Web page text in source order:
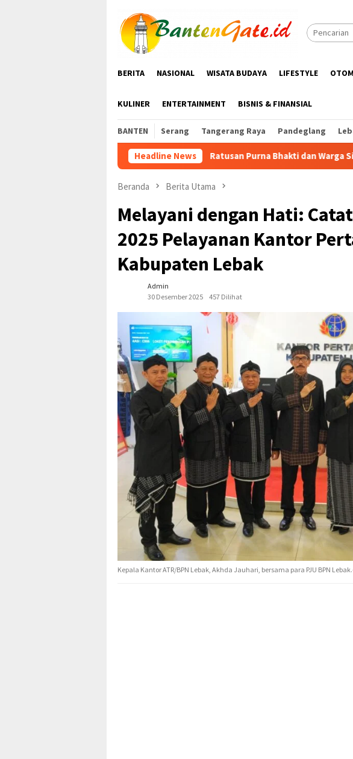
konten
BERITA NASIONAL WISATA BUDAYA LIFESTYLE
KULINER ENTERTAINMENT BISNIS & FINANSIAL
BANTEN Serang Tangerang Raya Pandeglang
Headline News
Ratusan Purna Bhakti dan Warga Siap Meriahkan Senam
Beranda Berita Utama
Melayani dengan Hati:
2025 Pelayanan Kantor
Kabupaten Lebak
Admin
30 Desember 2025
457 Dilihat
Kepala Kantor ATR/BPN Lebak, Akhda Jauhari, bersama para PJU BPN